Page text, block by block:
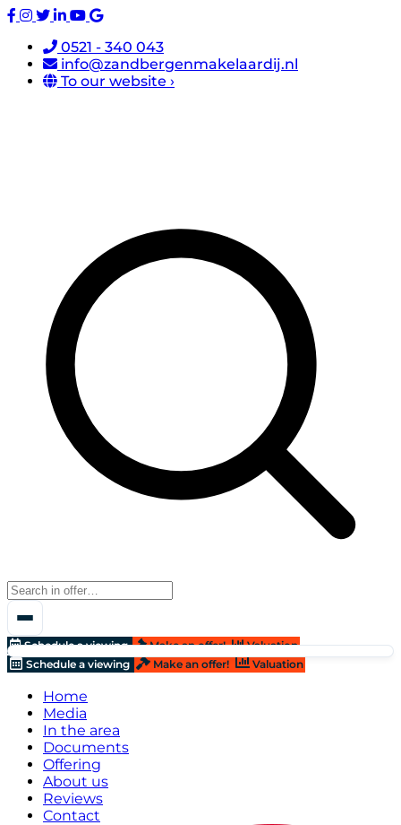
0521 - 340 043
info@zandbergenmakelaardij.nl
To our website ›
Schedule a viewing Make an offer!
Valuation
Schedule a viewing
Make an offer! Valuation
Home
Media
In the area
Documents
Offering
About us
Reviews
Contact